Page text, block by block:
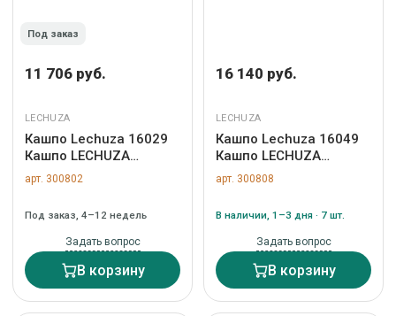
Под заказ
11 706 руб.
LECHUZA
Кашпо Lechuza 16029
Кашпо LECHUZA
Классико 21 LS Черное
с системой полива и
ZN-300802
арт. 300802
Под заказ, 4–12 недель
Задать вопрос
В корзину
16 140 руб.
LECHUZA
Кашпо Lechuza 16049
Кашпо LECHUZA
Классико 28 LS Черное
с системой полива и
ZN-300808
арт. 300808
В наличии, 1–3 дня · 7 шт.
Задать вопрос
В корзину